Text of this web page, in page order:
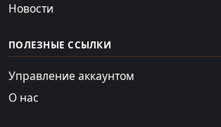
Новости
ПОЛЕЗНЫЕ ССЫЛКИ
Управление аккаунтом
О нас